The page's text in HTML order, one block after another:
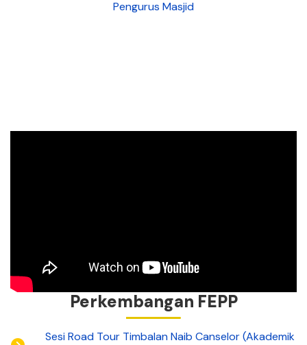
Pengurus Masjid
Perkembangan FEPP
Sesi Road Tour Timbalan Naib Canselor (Akademik